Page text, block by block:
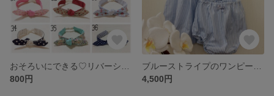
800円
4,500円